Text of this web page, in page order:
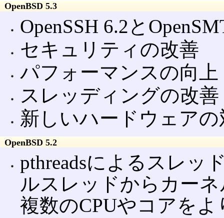
OpenBSD 5.3
OpenSSH 6.2と
セキュリティの改善
パフォーマンスの向上
スレッディングの改善
新しいハードウェア
OpenBSD 5.2
pthreadsによるスレッ
ルスレッドからカー
複数のCPUやコアを